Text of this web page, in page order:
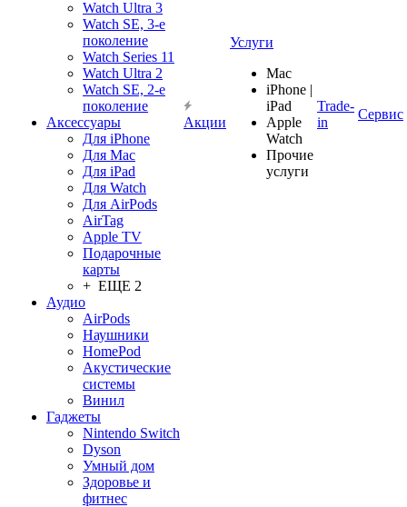
Watch Ultra 3
Watch SE, 3-е
поколение
Watch Series 11
Watch Ultra 2
Watch SE, 2-е
поколение
Аксессуары
Для iPhone
Для Mac
Для iPad
Для Watch
Для AirPods
AirTag
Apple TV
Подарочные
карты
+ ЕЩЕ 2
Аудио
AirPods
Наушники
HomePod
Акустические
системы
Винил
Гаджеты
Nintendo Switch
Dyson
Умный дом
Здоровье и
фитнес
Акции
Услуги
Mac
iPhone |
iPad
Apple
Watch
Прочие
услуги
Trade-
in
Сервис